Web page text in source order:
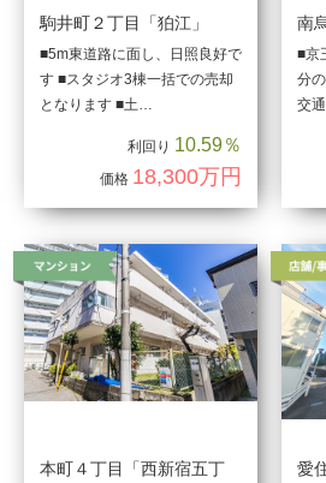
駒井町２丁目「狛江」
■5m東道路に面し、日照良好で
す ■スタジオ3棟一括での売却
となります ■土…
利回り 10.59％
価格 18,300万円
南
■京
分
交
本町４丁目「西新宿五丁
愛